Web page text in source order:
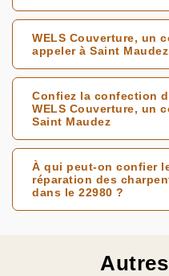
WELS Couverture, un
appeler à Saint
Confiez la confection
WELS Couverture, un
Saint Maudez
À qui peut-on confier
réparation des
dans le 22980 ?